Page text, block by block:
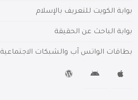
بوابة الكويت للتعريف بالإسلام
بوابة الباحث عن الحقيقة
بطاقات الواتس آب والشبكات الاجتماعية